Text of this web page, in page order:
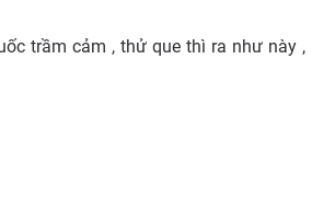
trầm cảm , thử que thì ra như này ,